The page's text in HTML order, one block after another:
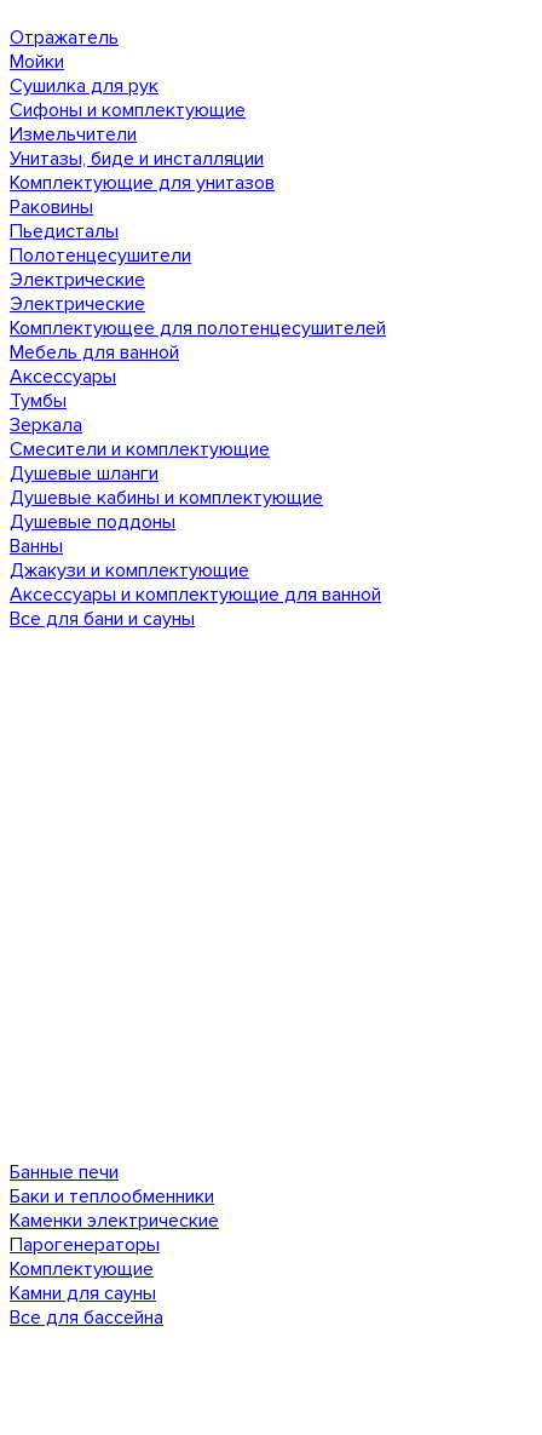
Отражатель
Мойки
Сушилка для рук
Сифоны и комплектующие
Измельчители
Унитазы, биде и инсталляции
Комплектующие для унитазов
Раковины
Пьедисталы
Полотенцесушители
Электрические
Электрические
Комплектующее для полотенцесушителей
Мебель для ванной
Аксессуары
Тумбы
Зеркала
Смесители и комплектующие
Душевые шланги
Душевые кабины и комплектующие
Душевые поддоны
Ванны
Джакузи и комплектующие
Аксессуары и комплектующие для ванной
Все для бани и сауны
Банные печи
Баки и теплообменники
Каменки электрические
Парогенераторы
Комплектующие
Камни для сауны
Все для бассейна